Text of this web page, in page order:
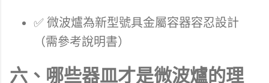
✅ 微波爐為新型號具金屬容器容忍設計
（需參考說明書）
六、哪些器皿才是微波爐的理